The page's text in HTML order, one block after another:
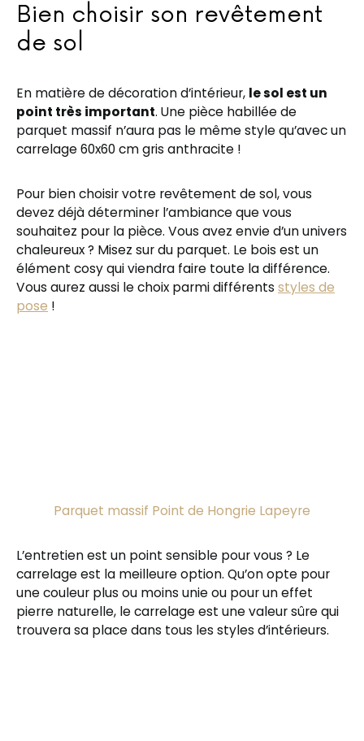
Bien choisir son revêtement
de sol
En matière de décoration d’intérieur, le sol est un
point très important. Une pièce habillée de
parquet massif n’aura pas le même style qu’avec un
carrelage 60x60 cm gris anthracite !
Pour bien choisir votre revêtement de sol, vous
devez déjà déterminer l’ambiance que vous
souhaitez pour la pièce. Vous avez envie d’un univers
chaleureux ? Misez sur du parquet. Le bois est un
élément cosy qui viendra faire toute la différence.
Vous aurez aussi le choix parmi différents styles de
pose !
Parquet massif Point de Hongrie Lapeyre
L’entretien est un point sensible pour vous ? Le
carrelage est la meilleure option. Qu’on opte pour
une couleur plus ou moins unie ou pour un effet
pierre naturelle, le carrelage est une valeur sûre qui
trouvera sa place dans tous les styles d’intérieurs.